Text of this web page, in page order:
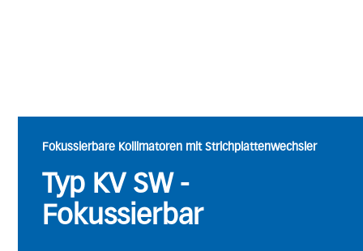
Fokussierbare Kollimatoren mit Strichplattenwechsler
Typ KV SW -
Fokussierbar